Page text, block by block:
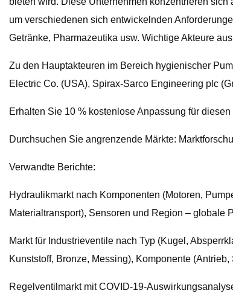
um verschiedenen sich entwickelnden
Getränke, Pharmazeutika usw. Wichtige Akteure
Zu den Hauptakteuren im Bereich hygienischer
Electric Co. (USA), Spirax-Sarco Engineering plc
Erhalten Sie 10 % kostenlose Anpassung für
Durchsuchen Sie angrenzende Märkte:
Verwandte Berichte:
Hydraulikmarkt nach Komponenten (Motoren,
Materialtransport), Sensoren und Region – globale
Markt für Industrieventile nach Typ (Kugel,
Kunststoff, Bronze, Messing), Komponente
Regelventilmarkt mit COVID-19-